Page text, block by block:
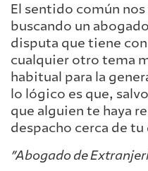
El sentido común
buscando un
disputa que tiene
cualquier otro tema
habitual para la
lo lógico es que,
que alguien te haya
despacho cerca de
”Abogado de